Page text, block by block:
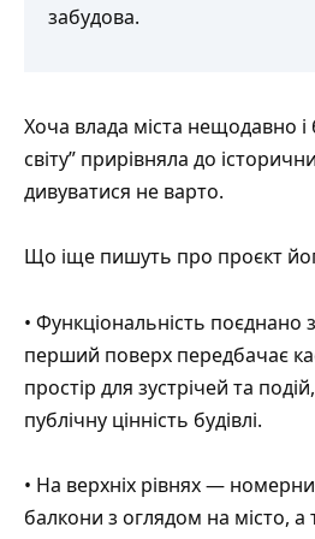
забудова.
Хоча влада міста нещодавно і
світу” прирівняла до
дивуватися не варто.
Що іще пишуть про проєкт
• Функціональність поєднано
перший поверх передбачає
простір для зустрічей та
публічну цінність будівлі.
• На верхніх рівнях —
балкони з оглядом на місто,